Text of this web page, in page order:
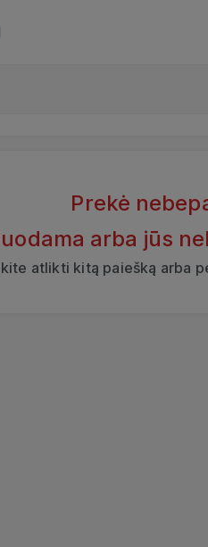
Prekė
arba jūs
atlikti kitą paiešką arba